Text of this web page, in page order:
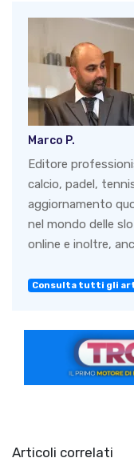
Marco P.
Editore
calcio, padel,
aggiornamento
nel mondo delle
online e inoltre,
Consulta tutti gli
Articoli correlati